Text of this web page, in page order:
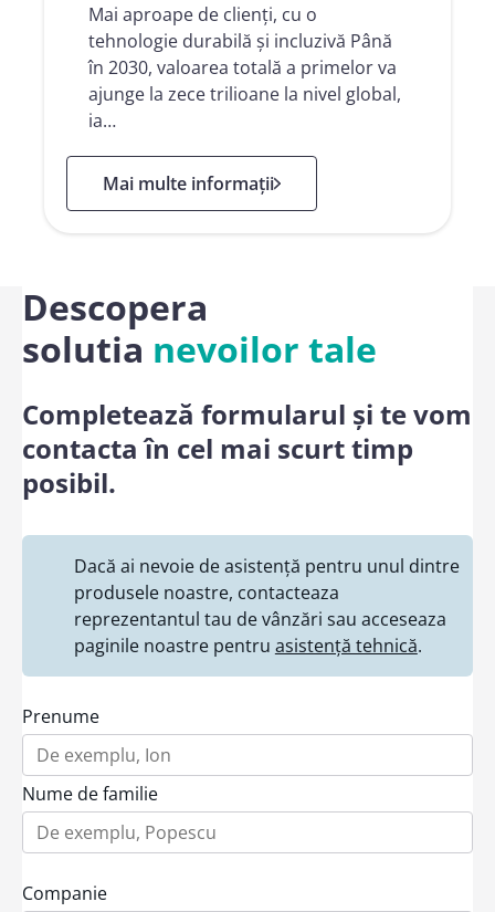
Mai aproape de clienți, cu o
tehnologie durabilă și incluzivă Până
în 2030, valoarea totală a primelor va
ajunge la zece trilioane la nivel global,
ia…
Mai multe informații
: Companii de asigurări
Descopera
solutia nevoilor tale
Completează formularul și te vom
contacta în cel mai scurt timp
posibil.
Dacă ai nevoie de asistență pentru unul dintre
produsele noastre, contacteaza
reprezentantul tau de vânzări sau acceseaza
paginile noastre pentru asistență tehnică.
Prenume
Nume de familie
Companie